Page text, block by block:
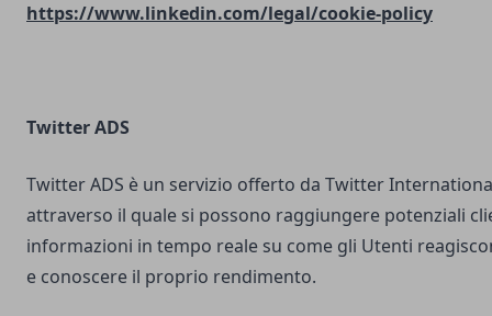
https://www.linkedin.com/legal/cookie-policy
Twitter ADS
Twitter ADS è un servizio offerto da Twitter
attraverso il quale si possono raggiungere potenziali
informazioni in tempo reale su come gli Utenti
e conoscere il proprio rendimento.